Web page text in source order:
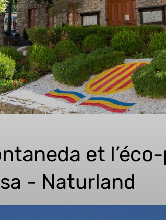
et
- Naturland